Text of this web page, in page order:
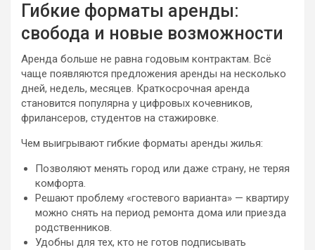
Гибкие форматы аренды:
свобода и новые возможности
Аренда больше не равна годовым контрактам. Всё
чаще появляются предложения аренды на несколько
дней, недель, месяцев. Краткосрочная аренда
становится популярна у цифровых кочевников,
фрилансеров, студентов на стажировке.
Чем выигрывают гибкие форматы аренды жилья:
Позволяют менять город или даже страну, не теряя
комфорта.
Решают проблему «гостевого варианта» — квартиру
можно снять на период ремонта дома или приезда
родственников.
Удобны для тех, кто не готов подписывать